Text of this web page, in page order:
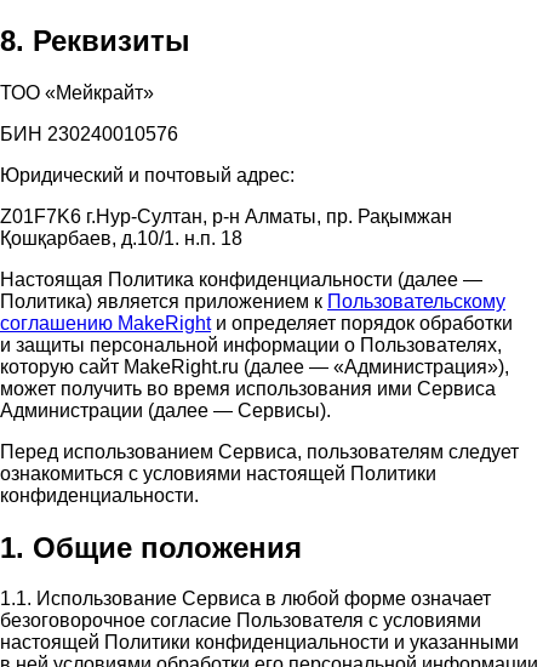
8. Реквизиты
ТОО «Мейкрайт»
БИН 230240010576
Юридический и почтовый адрес:
Z01F7K6 г.Нур-Султан, р-н Алматы, пр. Рақымжан
Қошқарбаев, д.10/1. н.п. 18
Настоящая Политика конфиденциальности (далее —
Политика) является приложением к Пользовательскому
соглашению MakeRightи определяет порядок обработки
и защиты персональной информации о Пользователях,
которую сайт MakeRight.ru (далее — «Администрация»),
может получить во время использования ими Cервиса
Администрации (далее — Сервисы).
Перед использованием Сервиса, пользователям следует
ознакомиться с условиями настоящей Политики
конфиденциальности.
1. Общие положения
1.1. Использование Сервиса в любой форме означает
безоговорочное согласие Пользователя с условиями
настоящей Политики конфиденциальности и указанными